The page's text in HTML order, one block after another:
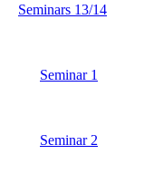
Seminars 13/14
Seminar 1
Seminar 2